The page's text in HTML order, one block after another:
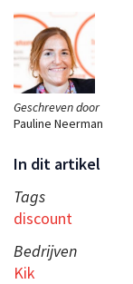
Geschreven door
Pauline Neerman
In dit artikel
Tags
discount
Bedrijven
Kik